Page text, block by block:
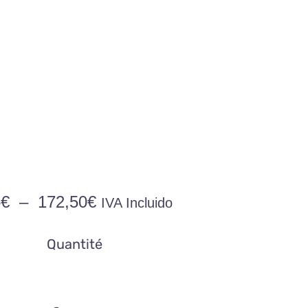
€ – 172,50€Plage
prix :
IVA Incluido
Quantité